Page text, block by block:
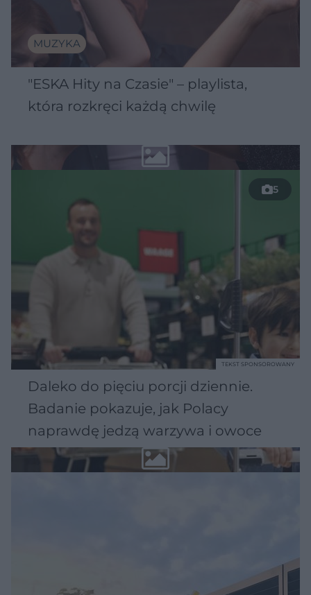
MUZYKA
"ESKA Hity na Czasie" – playlista,
która rozkręci każdą chwilę
5
Daleko do pięciu porcji dziennie.
Badanie pokazuje, jak Polacy
naprawdę jedzą warzywa i owoce
TEKST SPONSOROWANY